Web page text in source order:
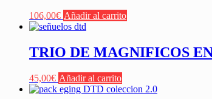
106,00€ Añadir al carrito
TRIO DE MAGNIFICOS
45,00€ Añadir al carrito